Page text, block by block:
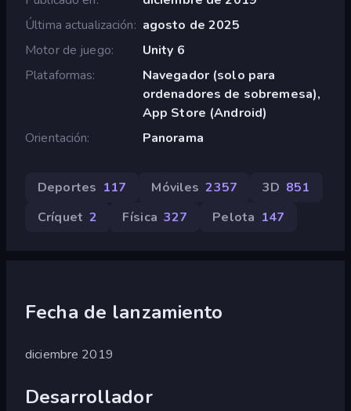
Última actualización
agosto de 2025
Motor de juego
Unity 6
Plataformas
Navegador (solo para
ordenadores de sobremesa),
App Store (Android)
Orientación
Panorama
Deportes 117 Móviles 2357 3D 851
Críquet 2 Física 327 Pelota 147
Fecha de lanzamiento
diciembre 2019
Desarrollador